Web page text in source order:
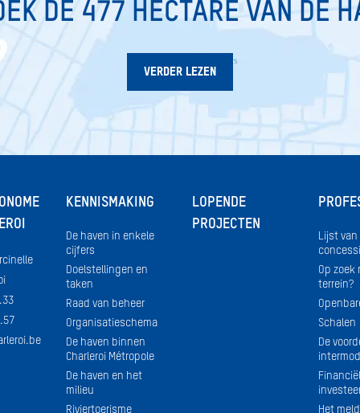
DE 477 HECTARE VAN DE
VERDER LEZEN
KENNISMAKING
De haven in enkele
cijfers
Doelstellingen en
taken
Raad van beheer
Organisatieschema
De haven binnen
Charleroi Métropole
De haven en het
milieu
Riviertoerisme
LOPENDE
PROJECTEN
Lijst van
Op zoek
terrein?
Schalen
De
Het